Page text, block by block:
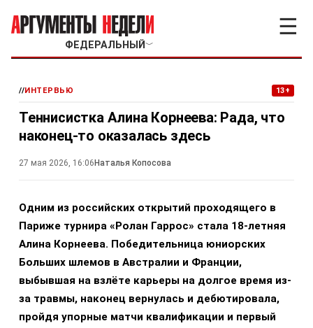
ФЕДЕРАЛЬНЫЙ ﹀
☰
//ИНТЕРВЬЮ 13+
Теннисистка Алина Корнеева: Рада, что
наконец-то оказалась здесь
27 мая 2026, 16:06 Наталья Копосова
Одним из российских открытий проходящего в
Париже турнира «Ролан Гаррос» стала 18-летняя
Алина Корнеева. Победительница юниорских
Больших шлемов в Австралии и Франции,
выбывшая на взлёте карьеры на долгое время из-
за травмы, наконец вернулась и дебютировала,
пройдя упорные матчи квалификации и первый